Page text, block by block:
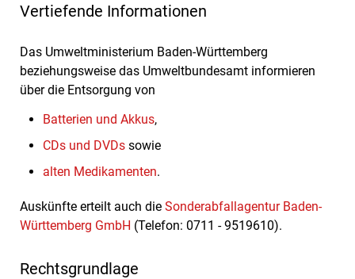
Vertiefende Informationen
Das Umweltministerium Baden-Württemberg
beziehungsweise das Umweltbundesamt informieren
über die Entsorgung von
Batterien und Akkus,
CDs und DVDssowie
alten Medikamenten.
Auskünfte erteilt auch die Sonderabfallagentur Baden-
Württemberg GmbH (Telefon: 0711 - 9519610).
Rechtsgrundlage